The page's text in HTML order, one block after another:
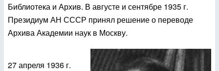
Библиотека и Архив. В августе и сентябре 1935 г.
Президиум АН СССР принял решение о переводе
Архива Академии наук в Москву.
27 апреля 1936 г.